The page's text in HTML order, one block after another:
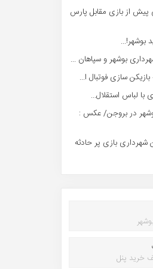
از بازی مقابل پارس
بوشهر!...
بوشهر و سپاهان ...
سازی فوتبال ا...
با لباس استقلال...
در بروجن/ عکس :
بازی پر حادثه